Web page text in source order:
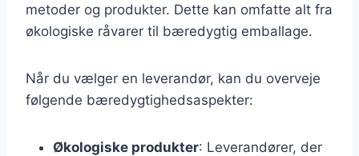
metoder og produkter. Dette kan omfatte alt fra
økologiske råvarer til bæredygtig emballage.
Når du vælger en leverandør, kan du overveje
følgende bæredygtighedsaspekter:
Økologiske produkter: Leverandører, der